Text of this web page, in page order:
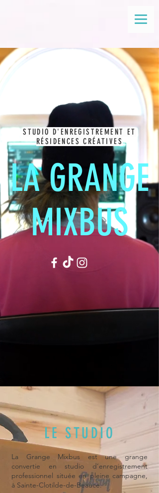
STUDIO D'ENREGISTREMENT ET
RÉSIDENCES CRÉATIVES
LA GRANGE
MIXBUS
LE STUDIO
​La Grange Mixbus est une grange
convertie en studio d’enregistrement
professionnel située en pleine campagne,
à Sainte-Clotilde-de-Beauce.